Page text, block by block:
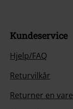
Kundeservice
Hjelp/FAQ
Returvilkår
Returner en vare